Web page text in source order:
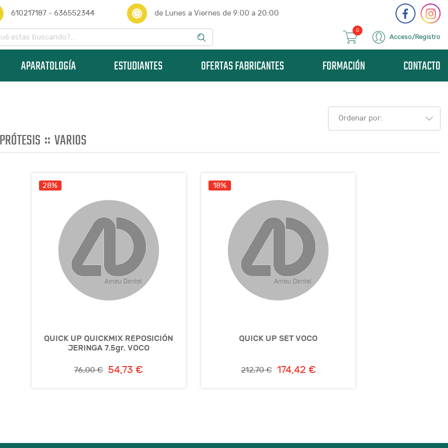
610217187 - 636552344 de Lunes a Viernes de 9:00 a 20:00
0
Acceso/Registro
APARATOLOGÍA ESTUDIANTES OFERTAS FABRICANTES FORMACIÓN CONTACTO
Ordenar por:
PRÓTESIS :: VARIOS
28%
QUICK UP QUICKMIX REPOSICIÓN
JERINGA 7.5gr. VOCO
76,00 € 54,73 €
18%
QUICK UP SET VOCO
212,70 € 174,42 €